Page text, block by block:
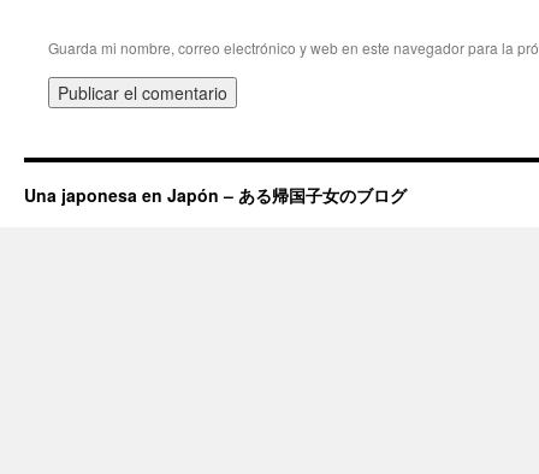
Guarda mi nombre, correo electrónico y web en este navegador para la
Una japonesa en Japón – ある帰国子女のブログ